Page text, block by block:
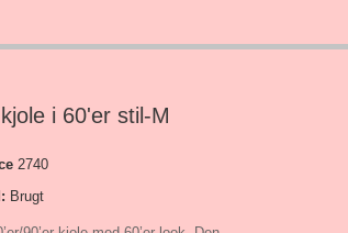
i 60'er stil-M
2740
Brugt